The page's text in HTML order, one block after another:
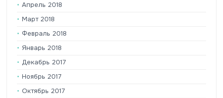
Апрель 2018
Март 2018
Февраль 2018
Январь 2018
Декабрь 2017
Ноябрь 2017
Октябрь 2017